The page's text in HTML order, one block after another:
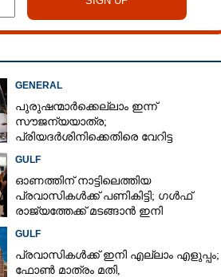
GENERAL
പുരുഷന്മാർക്കെല്ലാം ഇന്ന്
സൗജന്യയാത്ര;
പ്രിയദർശിനിക്കെതിരെ വേറിട്ട
GULF
ഓണത്തിന് നാട്ടിലെത്തിയ
പ്രവാസികൾക്ക് പണികിട്ടി; ഗൾഫ്
രാജ്യത്തേക്ക് മടങ്ങാൻ ഇനി
GULF
പ്രവാസികൾക്ക് ഇനി എല്ലാം എളുപ്പം;
ഫോൺ മാത്രം മതി,​
Share this link